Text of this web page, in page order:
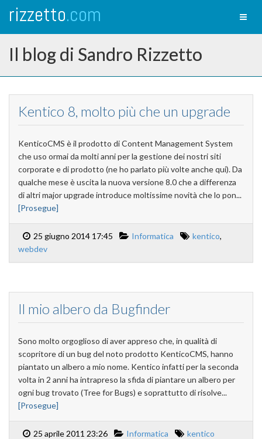
rizzetto.com
Il blog di Sandro Rizzetto
Kentico 8, molto più che un upgrade
KenticoCMS è il prodotto di Content Management System
che uso ormai da molti anni per la gestione dei nostri siti
corporate e di prodotto (ne ho parlato più volte anche qui). Da
qualche mese è uscita la nuova versione 8.0 che a differenza
di altri major upgrade introduce moltissime novità che lo pon...
[Prosegue]
25 giugno 2014 17:45 Informatica kentico,
webdev
Il mio albero da Bugfinder
Sono molto orgoglioso di aver appreso che, in qualità di
scopritore di un bug del noto prodotto KenticoCMS, hanno
piantato un albero a mio nome. Kentico infatti per la seconda
volta in 2 anni ha intrapreso la sfida di piantare un albero per
ogni bug trovato (Tree for Bugs) e soprattutto di risolve...
[Prosegue]
25 aprile 2011 23:26 Informatica kentico